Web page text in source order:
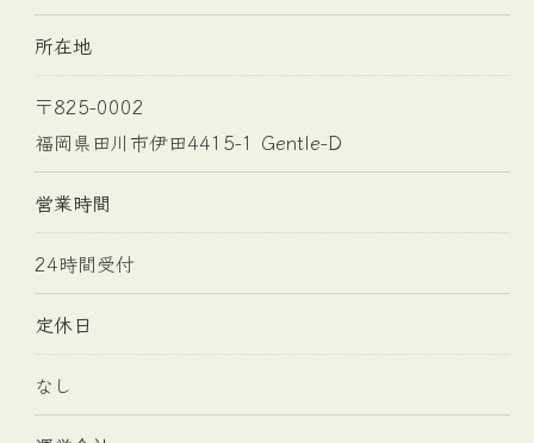
所在地
〒825-0002
福岡県田川市伊田4415-1 Gentle-D
営業時間
24時間受付
定休日
なし